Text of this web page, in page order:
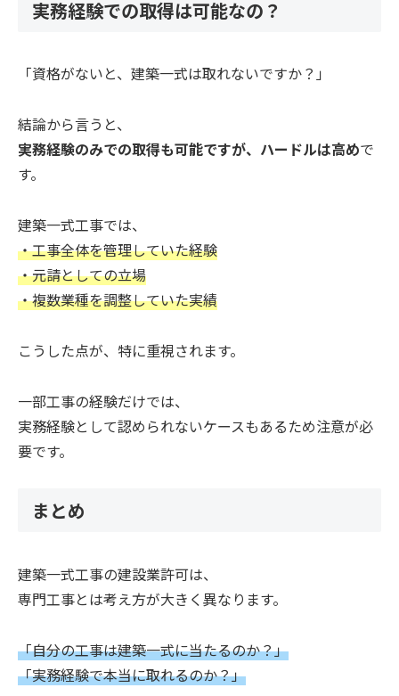
実務経験での取得は可能なの？
「資格がないと、建築一式は取れないですか？」
結論から言うと、
実務経験のみでの取得も可能ですが、ハードルは高めで
す。
建築一式工事では、
・工事全体を管理していた経験
・元請としての立場
・複数業種を調整していた実績
こうした点が、特に重視されます。
一部工事の経験だけでは、
実務経験として認められないケースもあるため注意が必
要です。
まとめ
建築一式工事の建設業許可は、
専門工事とは考え方が大きく異なります。
「自分の工事は建築一式に当たるのか？」
「実務経験で本当に取れるのか？」